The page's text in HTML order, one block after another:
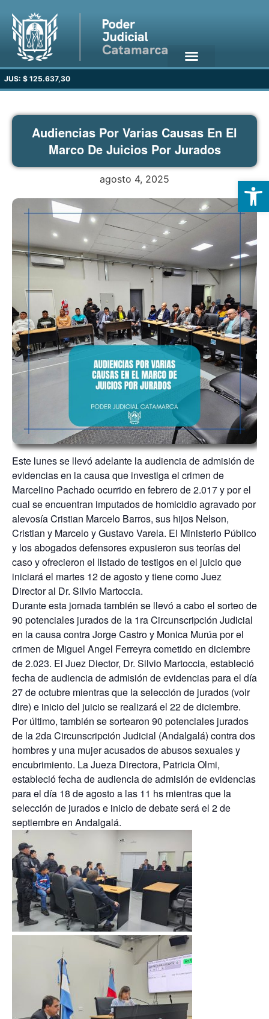
JUS: $ 125.637,30
Audiencias Por Varias Causas En El
Marco De Juicios Por Jurados
agosto 4, 2025
Este lunes se llevó adelante la audiencia de admisión de
evidencias en la causa que investiga el crimen de
Marcelino Pachado ocurrido en febrero de 2.017 y por el
cual se encuentran imputados de homicidio agravado por
alevosía Cristian Marcelo Barros, sus hijos Nelson,
Cristian y Marcelo y Gustavo Varela. El Ministerio Público
y los abogados defensores expusieron sus teorías del
caso y ofrecieron el listado de testigos en el juicio que
iniciará el martes 12 de agosto y tiene como Juez
Director al Dr. Silvio Martoccia.
Durante esta jornada también se llevó a cabo el sorteo de
90 potenciales jurados de la 1ra Circunscripción Judicial
en la causa contra Jorge Castro y Monica Murúa por el
crimen de Miguel Angel Ferreyra cometido en diciembre
de 2.023. El Juez Diector, Dr. Silvio Martoccia, estableció
fecha de audiencia de admisión de evidencias para el día
27 de octubre mientras que la selección de jurados (voir
dire) e inicio del juicio se realizará el 22 de diciembre.
Por último, también se sortearon 90 potenciales jurados
de la 2da Circunscripción Judicial (Andalgalá) contra dos
hombres y una mujer acusados de abusos sexuales y
encubrimiento. La Jueza Directora, Patricia Olmi,
estableció fecha de audiencia de admisión de evidencias
para el día 18 de agosto a las 11 hs mientras que la
selección de jurados e inicio de debate será el 2 de
septiembre en Andalgalá.